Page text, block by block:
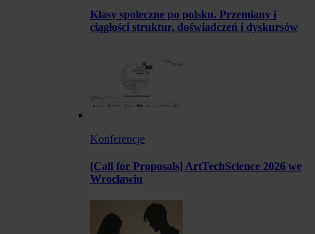
Klasy społeczne po polsku. Przemiany i
ciągłości struktur, doświadczeń i dyskursów
Konferencje
[Call for Proposals] ArtTechScience 2026 we
Wrocławiu